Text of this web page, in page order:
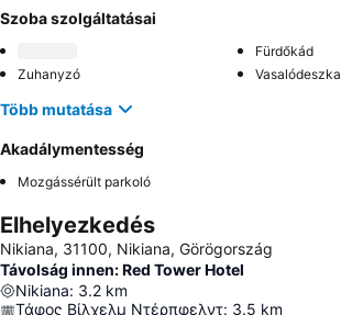
Szoba szolgáltatásai
Fürdőkád
Zuhanyzó
Vasalódeszka
Több mutatása
Akadálymentesség
Mozgássérült parkoló
Elhelyezkedés
Nikiana, 31100, Nikiana, Görögország
Távolság innen: Red Tower Hotel
Nikiana: 3.2 km
Τάφος Βίλχελμ Ντέρπφελντ: 3.5 km